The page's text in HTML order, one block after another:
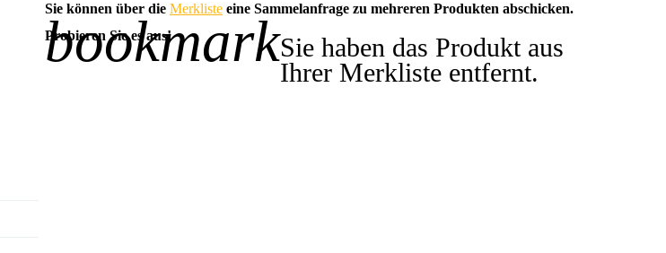
Sie können über die Merkliste eine Sammelanfrage zu mehreren Produkten abschicken.
Probieren Sie es aus!
-1
bookmarkSie haben das Produkt aus
Ihrer Merkliste entfernt.